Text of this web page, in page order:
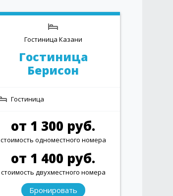
Гостиница Казани
Гостиница
Берисон
Гостиница
от 1 300 руб.
стоимость одноместного номера
от 1 400 руб.
стоимость двухместного номера
Бронировать